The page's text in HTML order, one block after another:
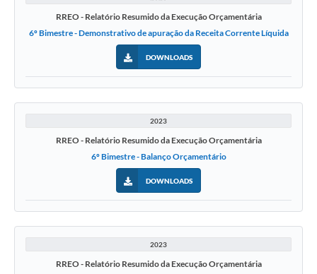
RREO - Relatório Resumido da Execução Orçamentária
6º Bimestre - Demonstrativo de apuração da Receita Corrente Líquida
DOWNLOADS
2023
RREO - Relatório Resumido da Execução Orçamentária
6º Bimestre - Balanço Orçamentário
DOWNLOADS
2023
RREO - Relatório Resumido da Execução Orçamentária